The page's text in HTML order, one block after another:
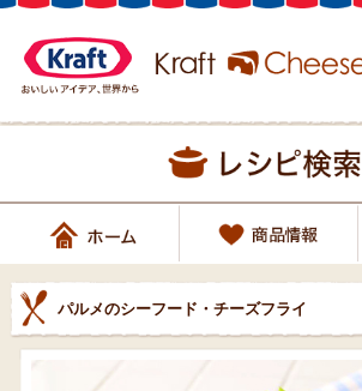
パルメのシーフード・チーズフライ